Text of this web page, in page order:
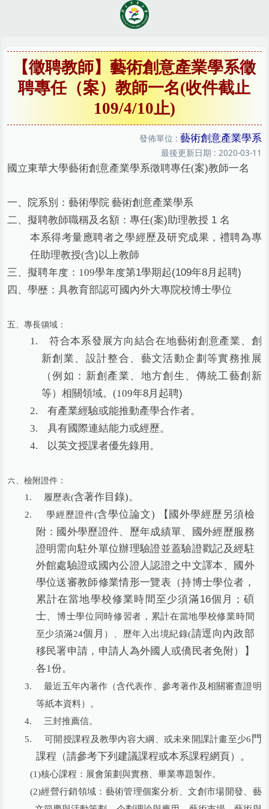
要
【徵聘教師】藝術創意產業學系徵
聘專任（案）教師一名(收件截止
109/4/10止)
發佈單位 : 藝術創意產業學系
最後更新日期 : 2020-03-11
國立東華大學藝術創意產業學系徵聘專任(案)教師一名
一、院系別：藝術學院 藝術創意產業學系
二、擬聘教師職稱及名額：專任(案)助理教授 1 名
本系得考量應聘者之學經歷及研究成果，禮聘為專
任助理教授(含)以上教師
三、擬聘年度：109學年度第1學期起(109年8月起聘)
四、學歷：具教育部認可國內外大專院校博士學位
五、專長領域：
1.
符合本系發展方向結合在地藝術創意產業、創
新創業、設計整合、藝文活動企劃等實務推展
（例如：新創產業、地方創生、傳統工藝創新
等）相關領域。(109年8月起聘)
2.
有產業經驗或能推動產學合作者。
3.
具有國際連結能力或經歷。
4.
以英文授課者優先錄用。
六、檢附證件：
1. 履歷表(含著作目錄)。
2.學經歷證件(含學位論文) 【國外學經歷另須檢
附：國外學歷證件、歷年成績單、國外經歷服務
證明需向駐外單位辦理驗證並蓋驗證戳記及經駐
外館處驗證或國內公證人認證之中文譯本、國外
學位送審教師修業情形一覽表（持博士學位者，
累計在當地學校修業時間至少須滿16個月；碩
士、博士學位同時修習者，累計在當地學校修業時間
至少須滿24個月 ）、歷年入出境紀錄(請逕向內政部
移民署申請，申請人為外國人或僑民者免附）】
各1份。
3.
最近五年內著作（含代表作、參考著作及相關審查證明
等紙本資料）。
4.
三封推薦信。
5.
可開授課程及教學內容大綱、或未來開課計畫至少6 門
課程（請參考下列建議課程或本系課程網頁）。
(1)核心課程：展會策劃與實務、畢業專題製作。
(2)經營行銷領域：藝術管理個案分析、文創市場開發、藝